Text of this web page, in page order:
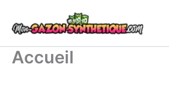
contenu
Accueil